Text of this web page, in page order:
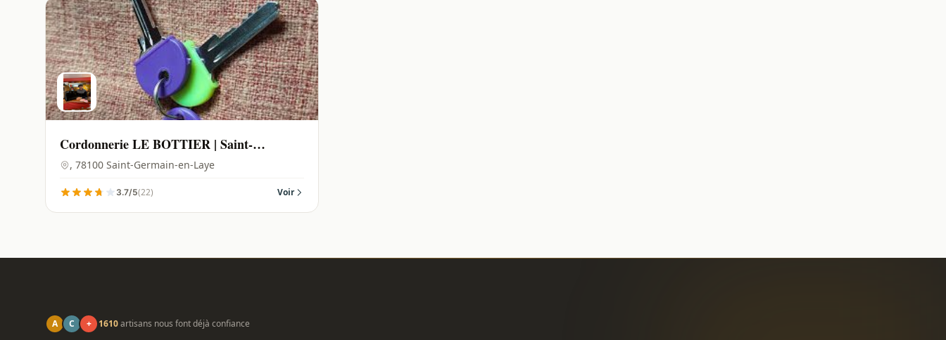
Cordonnerie LE BOTTIER | Saint-
Germain-en-Laye - 78100
, 78100 Saint-Germain-en-Laye
3.7/5(22) Voir
A C + 1610artisans nous font déjà confiance